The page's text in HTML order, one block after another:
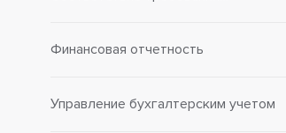
Финансовая отчетность
Управление бухгалтерским учетом